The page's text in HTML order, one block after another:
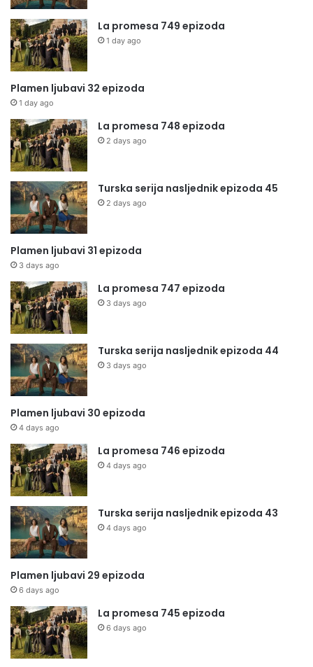
La promesa 749 epizoda
1 day ago
Plamen ljubavi 32 epizoda
1 day ago
La promesa 748 epizoda
2 days ago
Turska serija nasljednik epizoda 45
2 days ago
Plamen ljubavi 31 epizoda
3 days ago
La promesa 747 epizoda
3 days ago
Turska serija nasljednik epizoda 44
3 days ago
Plamen ljubavi 30 epizoda
4 days ago
La promesa 746 epizoda
4 days ago
Turska serija nasljednik epizoda 43
4 days ago
Plamen ljubavi 29 epizoda
6 days ago
La promesa 745 epizoda
6 days ago